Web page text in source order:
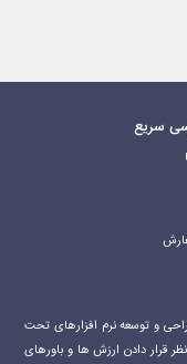
سریع
را در زمینه طراحی و توسعه نرم افزارهای تحت
قرار دادن ارزش ها و باورهای